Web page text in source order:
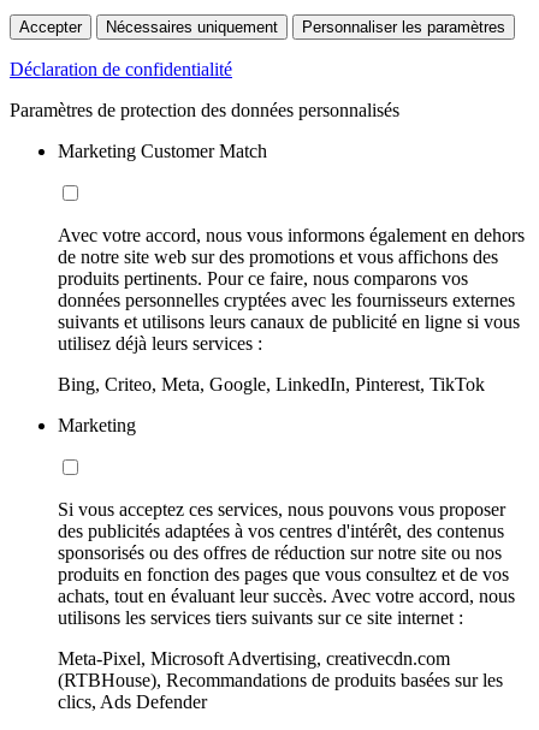
Accepter Nécessaires uniquement Personnaliser les paramètres
Déclaration de confidentialité
Paramètres de protection des données personnalisés
Marketing Customer Match
Avec votre accord, nous vous informons également en dehors
de notre site web sur des promotions et vous affichons des
produits pertinents. Pour ce faire, nous comparons vos
données personnelles cryptées avec les fournisseurs externes
suivants et utilisons leurs canaux de publicité en ligne si vous
utilisez déjà leurs services :
Bing, Criteo, Meta, Google, LinkedIn, Pinterest, TikTok
Marketing
Si vous acceptez ces services, nous pouvons vous proposer
des publicités adaptées à vos centres d'intérêt, des contenus
sponsorisés ou des offres de réduction sur notre site ou nos
produits en fonction des pages que vous consultez et de vos
achats, tout en évaluant leur succès. Avec votre accord, nous
utilisons les services tiers suivants sur ce site internet :
Meta-Pixel, Microsoft Advertising, creativecdn.com
(RTBHouse), Recommandations de produits basées sur les
clics, Ads Defender